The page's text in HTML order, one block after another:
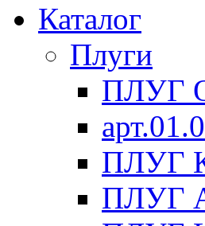
Каталог
Плуги
ПЛУГ
ПЛУГ
ПЛУГ